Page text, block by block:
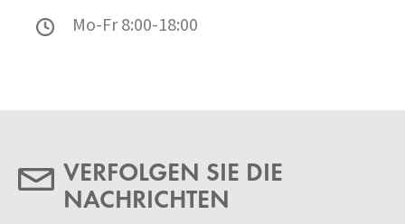
Mo-Fr 8:00-18:00
VERFOLGEN SIE DIE
NACHRICHTEN